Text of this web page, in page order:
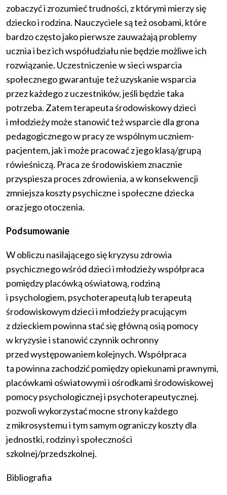
zobaczyć i zrozumieć trudności, z którymi mierzy się
dziecko i rodzina. Nauczyciele są też osobami, które
bardzo często jako pierwsze zauważają problemy
ucznia i bez ich współudziału nie będzie możliwe ich
rozwiązanie. Uczestniczenie w sieci wsparcia
społecznego gwarantuje też uzyskanie wsparcia
przez każdego z uczestników, jeśli będzie taka
potrzeba. Zatem terapeuta środowiskowy dzieci
i młodzieży może stanowić też wsparcie dla grona
pedagogicznego w pracy ze wspólnym uczniem-
pacjentem, jak i może pracować z jego klasą/grupą
rówieśniczą. Praca ze środowiskiem znacznie
przyspiesza proces zdrowienia, a w konsekwencji
zmniejsza koszty psychiczne i społeczne dziecka
oraz jego otoczenia.
Podsumowanie
W obliczu nasilającego się kryzysu zdrowia
psychicznego wśród dzieci i młodzieży współpraca
pomiędzy placówką oświatową, rodziną
i psychologiem, psychoterapeutą lub terapeutą
środowiskowym dzieci i młodzieży pracującym
z dzieckiem powinna stać się główną osią pomocy
w kryzysie i stanowić czynnik ochronny
przed występowaniem kolejnych. Współpraca
ta powinna zachodzić pomiędzy opiekunami prawnymi,
placówkami oświatowymi i ośrodkami środowiskowej
pomocy psychologicznej i psychoterapeutycznej.
pozwoli wykorzystać mocne strony każdego
z mikrosystemu i tym samym ograniczy koszty dla
jednostki, rodziny i społeczności
szkolnej/przedszkolnej.
Bibliografia